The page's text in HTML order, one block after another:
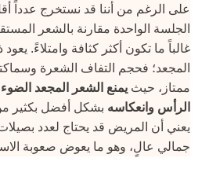
على الرغم من أننا قد نستخرج عدداً
الجلسة الواحدة مقارنة بالشعر
غالباً ما تكون أكثر كثافة وامتلاءً. يعود
المجعد؛ فحجم التفاف الشعرة
ممتاز، حيث يمنع الشعر المجعد
الرأس وانعكاسه بشكل أفضل بكثير
يعني أن المريض قد يحتاج لعدد
جمالي عالٍ، وهو ما يعوض صعوبة